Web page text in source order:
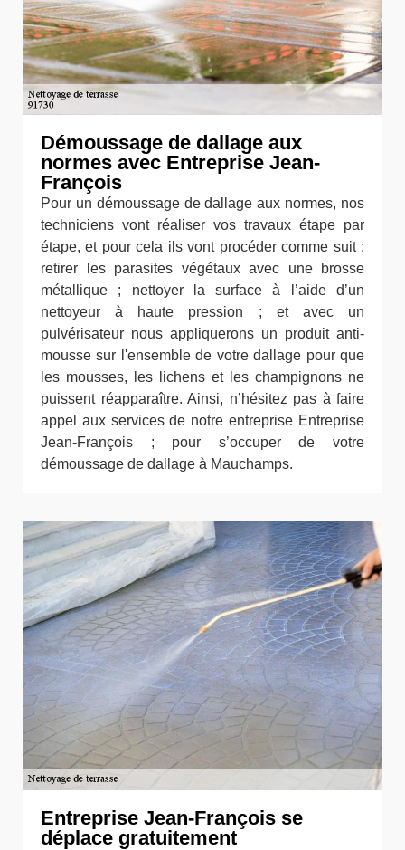
Démoussage de dallage aux
normes avec Entreprise Jean-
François
Pour un démoussage de dallage aux normes, nos
techniciens vont réaliser vos travaux étape par
étape, et pour cela ils vont procéder comme suit :
retirer les parasites végétaux avec une brosse
métallique ; nettoyer la surface à l’aide d’un
nettoyeur à haute pression ; et avec un
pulvérisateur nous appliquerons un produit anti-
mousse sur l'ensemble de votre dallage pour que
les mousses, les lichens et les champignons ne
puissent réapparaître. Ainsi, n’hésitez pas à faire
appel aux services de notre entreprise Entreprise
Jean-François ; pour s’occuper de votre
démoussage de dallage à Mauchamps.
Entreprise Jean-François se
déplace gratuitement